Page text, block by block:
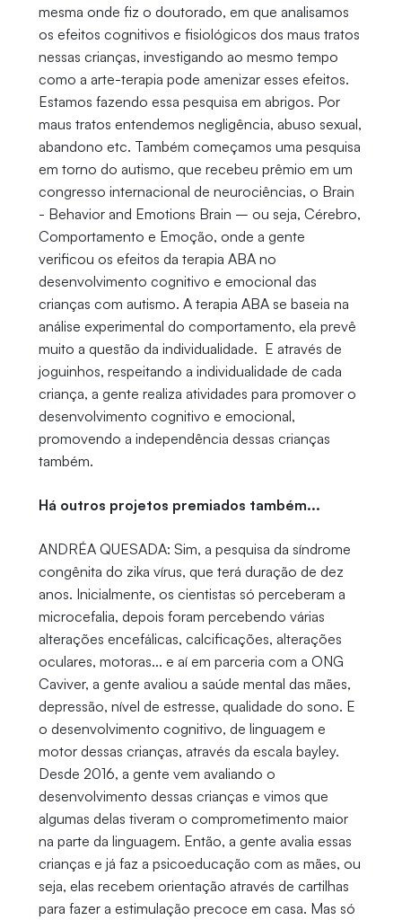
mesma onde fiz o doutorado, em que analisamos
os efeitos cognitivos e fisiológicos dos maus tratos
nessas crianças, investigando ao mesmo tempo
como a arte-terapia pode amenizar esses efeitos.
Estamos fazendo essa pesquisa em abrigos. Por
maus tratos entendemos negligência, abuso sexual,
abandono etc. Também começamos uma pesquisa
em torno do autismo, que recebeu prêmio em um
congresso internacional de neurociências, o Brain
- Behavior and Emotions Brain – ou seja, Cérebro,
Comportamento e Emoção, onde a gente
verificou os efeitos da terapia ABA no
desenvolvimento cognitivo e emocional das
crianças com autismo. A terapia ABA se baseia na
análise experimental do comportamento, ela prevê
muito a questão da individualidade. E através de
joguinhos, respeitando a individualidade de cada
criança, a gente realiza atividades para promover o
desenvolvimento cognitivo e emocional,
promovendo a independência dessas crianças
também.
Há outros projetos premiados também...
ANDRÉA QUESADA: Sim, a pesquisa da síndrome
congênita do zika vírus, que terá duração de dez
anos. Inicialmente, os cientistas só perceberam a
microcefalia, depois foram percebendo várias
alterações encefálicas, calcificações, alterações
oculares, motoras... e aí em parceria com a ONG
Caviver, a gente avaliou a saúde mental das mães,
depressão, nível de estresse, qualidade do sono. E
o desenvolvimento cognitivo, de linguagem e
motor dessas crianças, através da escala bayley.
Desde 2016, a gente vem avaliando o
desenvolvimento dessas crianças e vimos que
algumas delas tiveram o comprometimento maior
na parte da linguagem. Então, a gente avalia essas
crianças e já faz a psicoeducação com as mães, ou
seja, elas recebem orientação através de cartilhas
para fazer a estimulação precoce em casa. Mas só